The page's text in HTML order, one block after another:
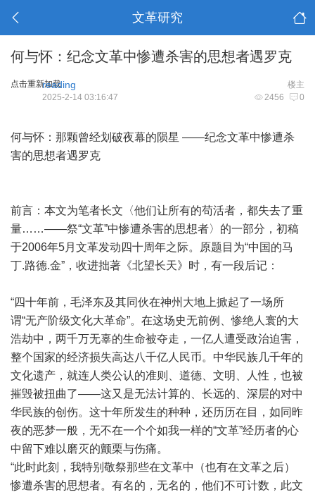
文革研究
何与怀：纪念文革中惨遭杀害的思想者遇罗克
点击重新加载 楼主
reading
2456 0
2025-2-14 03:16:47
何与怀：那颗曾经划破夜幕的陨星 ——纪念文革中惨遭杀
害的思想者遇罗克
前言：本文为笔者长文〈他们让所有的苟活者，都失去了重
量……——祭“文革”中惨遭杀害的思想者〉的一部分，初稿
于2006年5月文革发动四十周年之际。原题目为“中国的马
丁.路德.金”，收进拙著《北望长天》时，有一段后记：
“四十年前，毛泽东及其同伙在神州大地上掀起了一场所
谓“无产阶级文化大革命”。在这场史无前例、惨绝人寰的大
浩劫中，两千万无辜的生命被夺走，一亿人遭受政治迫害，
整个国家的经济损失高达八千亿人民币。中华民族几千年的
文化遗产，就连人类公认的准则、道德、文明、人性，也被
摧毁被扭曲了——这又是无法计算的、长远的、深层的对中
华民族的创伤。这十年所发生的种种，还历历在目，如同昨
夜的恶梦一般，无不在一个个如我一样的“文革”经历者的心
中留下难以磨灭的颤栗与伤痛。
“此时此刻，我特别敬祭那些在文革中（也有在文革之后）
惨遭杀害的思想者。有名的，无名的，他们不可计数，此文